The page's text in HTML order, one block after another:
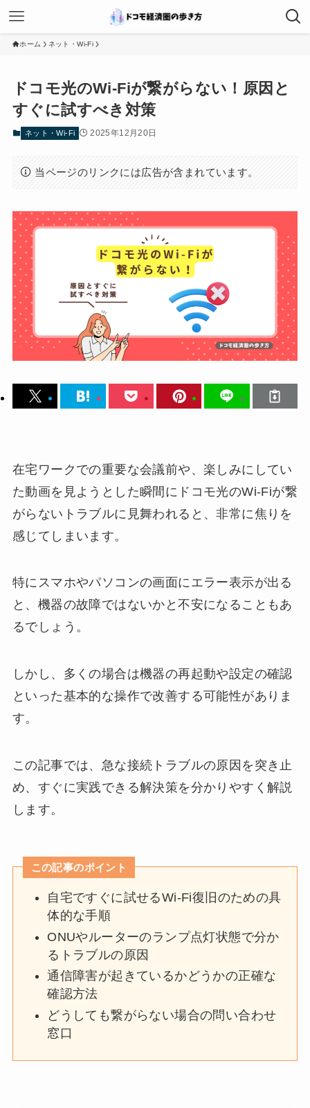
ホーム ネット・Wi-Fi
ドコモ光のWi-Fiが繋がらない！原因と
すぐに試すべき対策
ネット・Wi-Fi 2025年12月20日
当ページのリンクには広告が含まれています。
在宅ワークでの重要な会議前や、楽しみにしてい
た動画を見ようとした瞬間にドコモ光のWi-Fiが繋
がらないトラブルに見舞われると、非常に焦りを
感じてしまいます。
特にスマホやパソコンの画面にエラー表示が出る
と、機器の故障ではないかと不安になることもあ
るでしょう。
しかし、多くの場合は機器の再起動や設定の確認
といった基本的な操作で改善する可能性がありま
す。
この記事では、急な接続トラブルの原因を突き止
め、すぐに実践できる解決策を分かりやすく解説
します。
この記事のポイント
自宅ですぐに試せるWi-Fi復旧のための具
体的な手順
ONUやルーターのランプ点灯状態で分か
るトラブルの原因
通信障害が起きているかどうかの正確な
確認方法
どうしても繋がらない場合の問い合わせ
窓口